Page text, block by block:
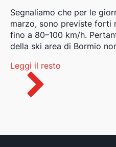
Segnaliamo che per le
marzo, sono previste forti
fino a 80–100 km/h.
della ski area di Bormio
Leggi il resto